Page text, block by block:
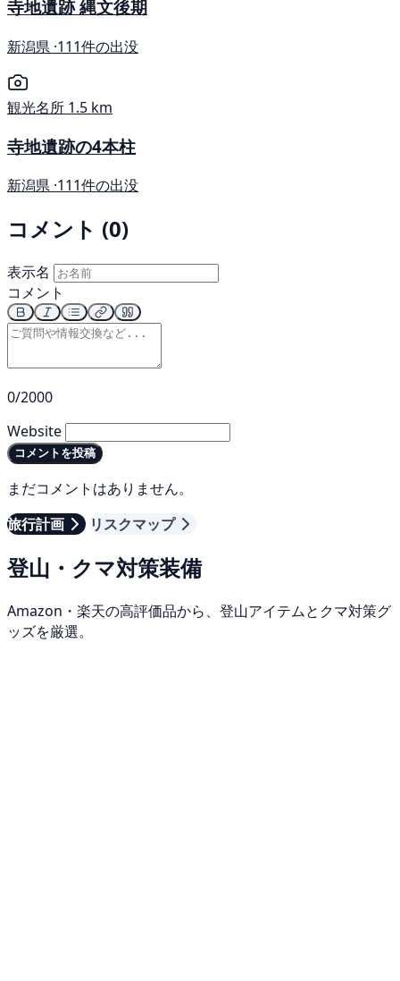
寺地遺跡 縄文後期
新潟県 ·111件の出没
観光名所 1.5 km
寺地遺跡の4本柱
新潟県 ·111件の出没
コメント (0)
表示名
コメント
0/2000
Website
コメントを投稿
まだコメントはありません。
旅行計画
リスクマップ
登山・クマ対策装備
Amazon・楽天の高評価品から、登山アイテムとクマ対策グ
ッズを厳選。